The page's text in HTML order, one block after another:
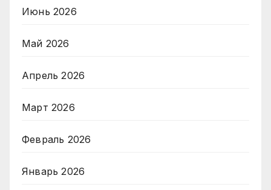
Июнь 2026
Май 2026
Апрель 2026
Март 2026
Февраль 2026
Январь 2026